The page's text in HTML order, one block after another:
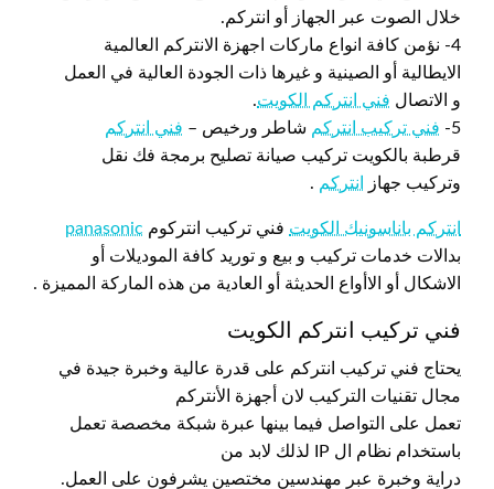
خلال الصوت عبر الجهاز أو انتركم.
4- نؤمن كافة انواع ماركات اجهزة الانتركم العالمية
الايطالية أو الصينية و غيرها ذات الجودة العالية في العمل
و الاتصال فني انتركم الكويت.
5-
فني تركيب انتركم شاطر ورخيص – فني انتركم
قرطبة بالكويت تركيب صيانة تصليح برمجة فك نقل
وتركيب جهاز
انتركم .
انتركم باناسونيك الكويت فني تركيب انتركوم panasonic
بدالات خدمات تركيب و بيع و توريد كافة الموديلات أو
الاشكال أو الاأواع الحديثة أو العادية من هذه الماركة المميزة .
فني تركيب انتركم الكويت
يحتاج فني تركيب انتركم على قدرة عالية وخبرة جيدة في
مجال تقنيات التركيب لان أجهزة الأنتركم
تعمل على التواصل فيما بينها عبرة شبكة مخصصة تعمل
باستخدام نظام ال IP لذلك لابد من
دراية وخبرة عبر مهندسين مختصين يشرفون على العمل.